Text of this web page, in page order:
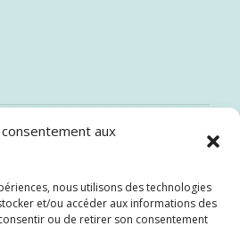
aux
nous utilisons des technologies
et/ou accéder aux informations des
ou de retirer son consentement
d’économie d’eau potable